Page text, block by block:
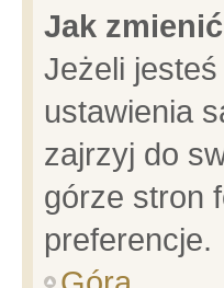
Jak
Jeżeli
ustawienia
zajrzyj do
górze stron
preferencje.